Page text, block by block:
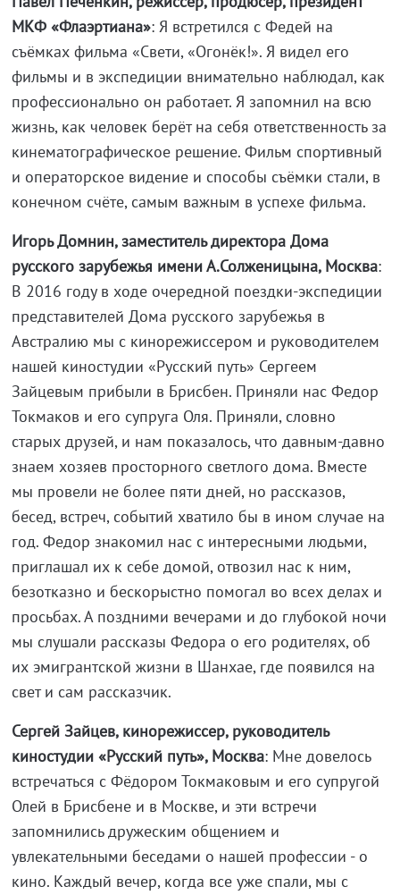
МКФ «Флаэртиана»: Я встретился с Федей на
съёмках фильма «Свети, «Огонёк!». Я видел его
фильмы и в экспедиции внимательно наблюдал, как
профессионально он работает. Я запомнил на всю
жизнь, как человек берёт на себя ответственность за
кинематографическое решение. Фильм спортивный
и операторское видение и способы съёмки стали, в
конечном счёте, самым важным в успехе фильма.
Игорь Домнин, заместитель директора Дома
русского зарубежья имени А.Солженицына, Москва:
В 2016 году в ходе очередной поездки-экспедиции
представителей Дома русского зарубежья в
Австралию мы с кинорежиссером и руководителем
нашей киностудии «Русский путь» Сергеем
Зайцевым прибыли в Брисбен. Приняли нас Федор
Токмаков и его супруга Оля. Приняли, словно
старых друзей, и нам показалось, что давным-давно
знаем хозяев просторного светлого дома. Вместе
мы провели не более пяти дней, но рассказов,
бесед, встреч, событий хватило бы в ином случае на
год. Федор знакомил нас с интересными людьми,
приглашал их к себе домой, отвозил нас к ним,
безотказно и бескорыстно помогал во всех делах и
просьбах. А поздними вечерами и до глубокой ночи
мы слушали рассказы Федора о его родителях, об
их эмигрантской жизни в Шанхае, где появился на
свет и сам рассказчик.
Сергей Зайцев, кинорежиссер, руководитель
киностудии «Русский путь», Москва: Мне довелось
встречаться с Фёдором Токмаковым и его супругой
Олей в Брисбене и в Москве, и эти встречи
запомнились дружеским общением и
увлекательными беседами о нашей профессии - о
кино. Каждый вечер, когда все уже спали, мы с